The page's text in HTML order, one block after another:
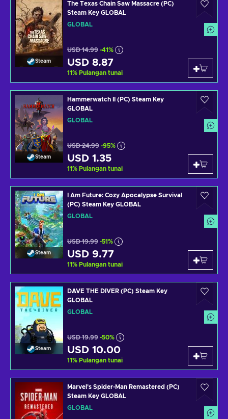
Steam
The Texas Chain Saw Massacre (PC)
Steam Key GLOBAL
GLOBAL
USD 14.99 -41%
USD 8.87
11% Pulangan tunai
Steam
Hammerwatch II (PC) Steam Key
GLOBAL
GLOBAL
USD 24.99 -95%
USD 1.35
11% Pulangan tunai
Steam
I Am Future: Cozy Apocalypse Survival
(PC) Steam Key GLOBAL
GLOBAL
USD 19.99 -51%
USD 9.77
11% Pulangan tunai
Steam
DAVE THE DIVER (PC) Steam Key
GLOBAL
GLOBAL
USD 19.99 -50%
USD 10.00
11% Pulangan tunai
Marvel's Spider-Man Remastered (PC)
Steam Key GLOBAL
GLOBAL